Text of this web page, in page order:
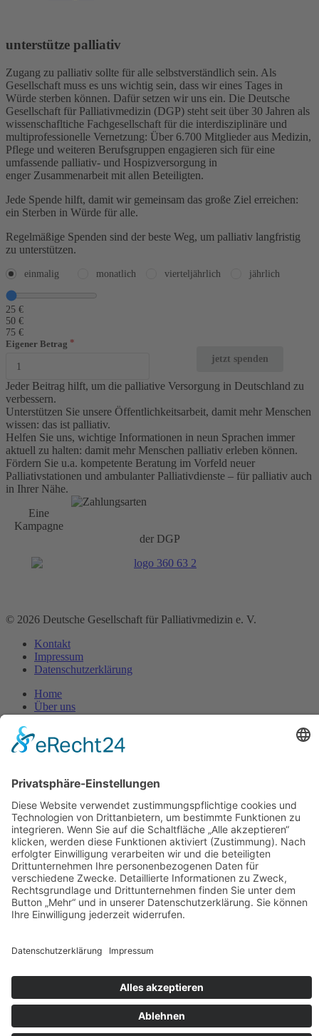
unterstütze palliativ
Zugang zu palliativ sollte für alle selbstverständlich sein. Als
Gesellschaft muss es uns wichtig sein, dass wir eines Tages in
Würde sterben können. Dafür setzen wir uns ein. Die Deutsche
Gesellschaft für Palliativmedizin (DGP) steht seit über 30 Jahren als
wissenschafltiche Fachgesellschaft für die interdisziplinäre und
multiprofessionelle Vernetzung: Über 6.700 Mitglieder aus Medizin,
Pflege und weiteren Berufsgruppen engagieren sich für eine
umfassende palliativ- und Hospizversorgung in
enger Zusammenarbeit mit allen Beteiligten.
Jede Spende hilft, damit wir gemeinsam das große Ziel erreichen:
ein Sterben in Würde für alle.
Regelmäßige Spenden sind der beste Weg, um palliativ langfristig
zu unterstützen.
einmalig monatlich vierteljährlich jährlich
25 €
50 €
75 €
Eigener Betrag
jetzt spenden
Jeder Beitrag hilft, um die palliative Versorgung in Deutschland zu
verbessern.
Unterstützen Sie unsere Öffentlichkeitsarbeit, damit mehr Menschen
wissen: das ist palliativ.
Helfen Sie uns, wichtige Informationen in neun Sprachen immer
aktuell zu halten: damit mehr Menschen palliativ erleben können.
Fördern Sie u.a. kompetente Beratung im Vorfeld neuer
Palliativstationen und ambulanter Palliativdienste – für palliativ auch
in Ihrer Nähe.
Eine
Kampagne
der DGP
© 2026 Deutsche Gesellschaft für Palliativmedizin e. V.
Kontakt
Impressum
Datenschutz­erklärung
Home
Über uns
Pharmazie
Seelsorge
Rechtsberufe
Physio-, Ergotherapie & Logopädie
Künstlerische Therapien
Ernährung
Ehrenamt
Forschung
Materialien
Bestellbare Materialien
Poster zum Download
Betroffene
Versorgende
Spenden